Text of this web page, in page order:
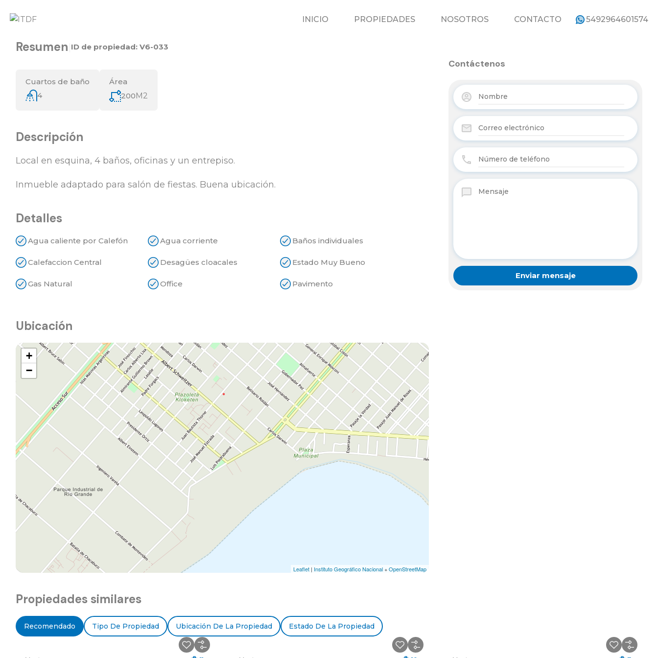
INICIO PROPIEDADES NOSOTROS CONTACTO
INICIO PROPIEDADES NOSOTROS CONTACTO 5492964601574
Resumen ID de propiedad: V6-033
Cuartos de baño
4
Área
200M2
Descripción
Local en esquina, 4 baños, oficinas y un entrepiso.
Inmueble adaptado para salón de fiestas. Buena ubicación.
Detalles
Agua caliente por Calefón Agua corriente Baños individuales
Calefaccion Central Desagües cloacales Estado Muy Bueno
Gas Natural Office Pavimento
Ubicación
+
−
Leaflet | Instituto Geográfico Nacional+OpenStreetMap
Contáctenos
Propiedades similares
Recomendado Tipo De Propiedad Ubicación De La Propiedad Estado De La Propiedad